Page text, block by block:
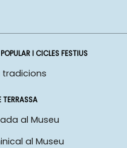
I CICLES FESTIUS
tradicions
TERRASSA
al Museu
al Museu